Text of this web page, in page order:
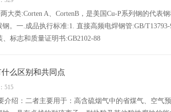
大类:Corten A、CortenB，是美国Cu-P系列钢的代表
。一.成品执行标准:1. 直接高频电焊钢管:GB/
标志和质量证明书:GB2102-88
什么区别和共同点
515
介绍：二者主要用于：高含硫烟气中的省煤气、空气